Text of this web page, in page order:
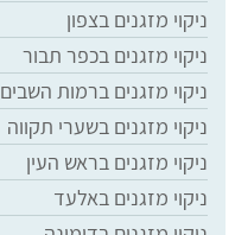
ניקוי מזגנים בצפון
ניקוי מזגנים בכפר תבור
ניקוי מזגנים ברמות השבים
ניקוי מזגנים בשערי תקווה
ניקוי מזגנים בראש העין
ניקוי מזגנים באלעד